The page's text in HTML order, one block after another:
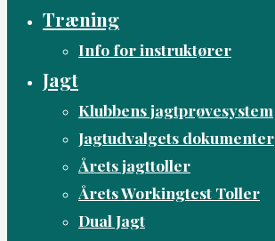
Træning
Info for instruktører
Jagt
Klubbens jagtprøvesystem
Jagtudvalgets dokumenter
Årets jagttoller
Årets Workingtest Toller
Dual Jagt